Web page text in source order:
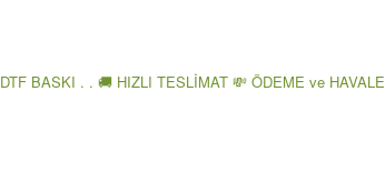
DTF BASKI . . 🚚 HIZLI TESLİMAT 💸 ÖDEME ve HAVALE